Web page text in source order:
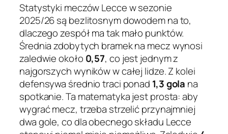
Statystyki meczów Lecce w sezonie
2025/26 są bezlitosnym dowodem na to,
dlaczego zespół ma tak mało punktów.
Średnia zdobytych bramek na mecz wynosi
zaledwie około 0,57, co jest jednym z
najgorszych wyników w całej lidze. Z kolei
defensywa średnio traci ponad 1,3 gola na
spotkanie. Ta matematyka jest prosta: aby
wygrać mecz, trzeba strzelić przynajmniej
dwa gole, co dla obecnego składu Lecce